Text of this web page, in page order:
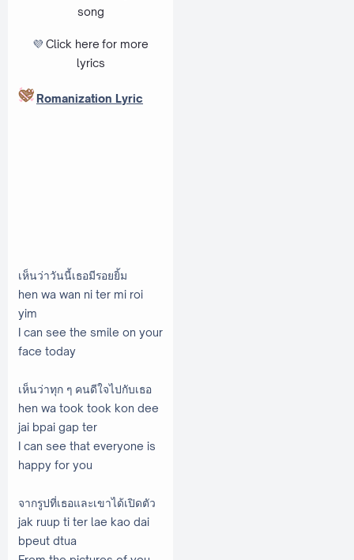
song
💜 Click here for more
lyrics
Romanization Lyric
เห็นว่าวันนี้เธอมีรอยยิ้ม
hen wa wan ni ter mi roi
yim
I can see the smile on your
face today
เห็นว่าทุก ๆ คนดีใจไปกับเธอ
hen wa took took kon dee
jai bpai gap ter
I can see that everyone is
happy for you
จากรูปที่เธอและเขาได้เปิดตัว
jak ruup ti ter lae kao dai
bpeut dtua